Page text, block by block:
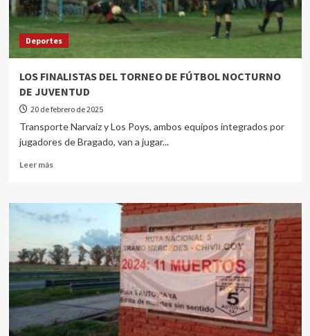
Deportes
LOS FINALISTAS DEL TORNEO DE FÚTBOL NOCTURNO
DE JUVENTUD
20 de febrero de 2025
Transporte Narvaiz y Los Poys, ambos equipos integrados por
jugadores de Bragado, van a jugar...
Leer más